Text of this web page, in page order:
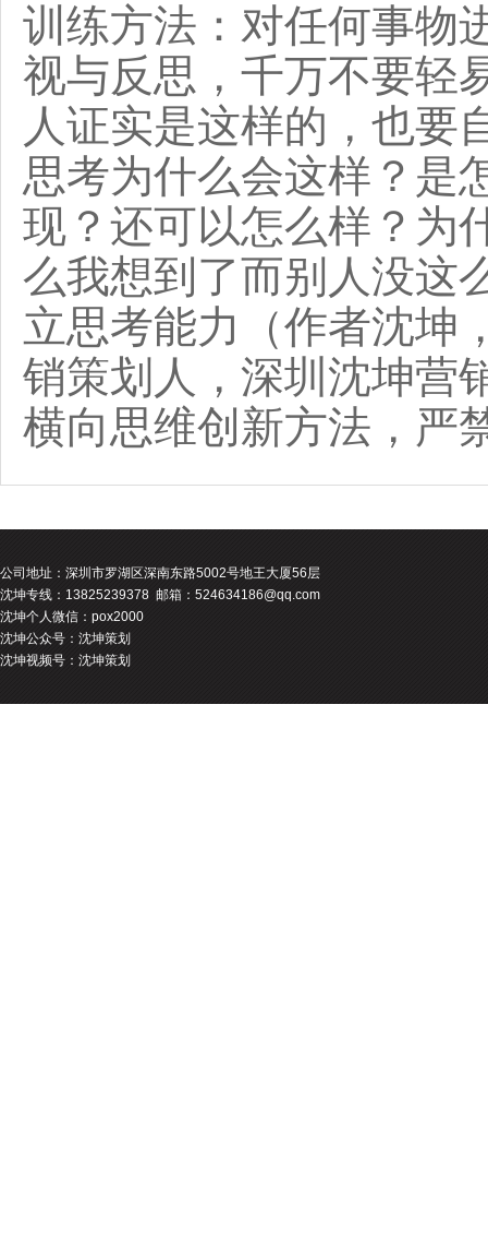
训练方法：对任何事物
视与反思，千万不要轻
人证实是这样的，也要
思考为什么会这样？是
现？还可以怎么样？为
么我想到了而别人没这
立思考能力（作者沈坤
销策划人，深圳沈坤营
横向思维创新方法，严
公司地址： 深圳市罗湖区深南东路5002号地王大厦56层
沈坤专线：13825239378 邮箱：524634186@qq.com
沈坤个人微信：pox2000
沈坤公众号：沈坤策划
沈坤视频号：沈坤策划